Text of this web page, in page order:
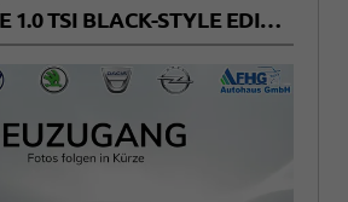
BLACK STYLE 1.0 TSI BLACK-STYLE EDITION+KAMERA+SITZHEIZUNG+TEMPOMAT+LED